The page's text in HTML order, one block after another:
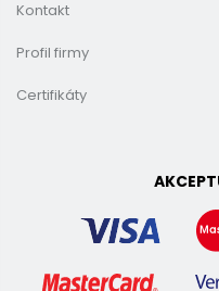
Kontakt
Profil firmy
Certifikáty